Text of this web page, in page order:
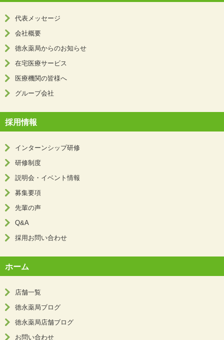
代表メッセージ
会社概要
徳永薬局からのお知らせ
在宅医療サービス
医療機関の皆様へ
グループ会社
採用情報
インターンシップ研修
研修制度
説明会・イベント情報
募集要項
先輩の声
Q&A
採用お問い合わせ
ホーム
店舗一覧
徳永薬局ブログ
徳永薬局店舗ブログ
お問い合わせ